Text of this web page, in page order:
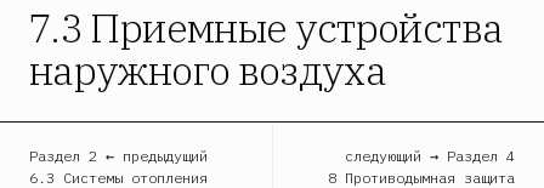
7.3 Приемные устройства
наружного воздуха
Раздел 2 ← предыдущий
6.3 Системы отопления
следующий → Раздел 4
8 Противодымная защита